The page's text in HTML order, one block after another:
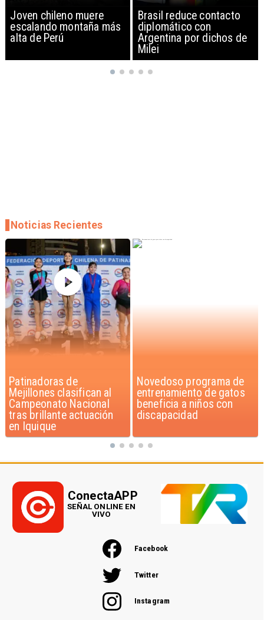
Brasil reduce contacto
diplomático con
Argentina por dichos de
China restringe
exportación de drones a
EEUU y sanciona
empresas
Novedoso programa de
entrenamiento de gatos
beneficia a niños con
discapacidad
Alarmante hábito en
jóvenes de 13 a 15 años
según encuesta del
Minsal
Noticias Recientes
Facebook
Twitter
Instagram
ConectaAPP
SEÑAL ONLINE EN
VIVO